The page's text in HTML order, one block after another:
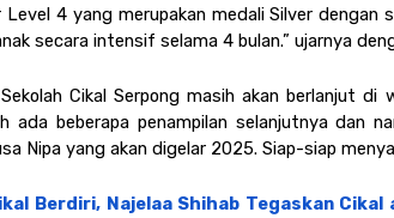
4 yang merupakan medali Silver dengan
secara intensif selama 4 bulan.” ujarnya
Cikal Serpong masih akan berlanjut
ada beberapa penampilan selanjutnya dan
Nipa yang akan digelar 2025. Siap-siap
Berdiri, Najelaa Shihab Tegaskan